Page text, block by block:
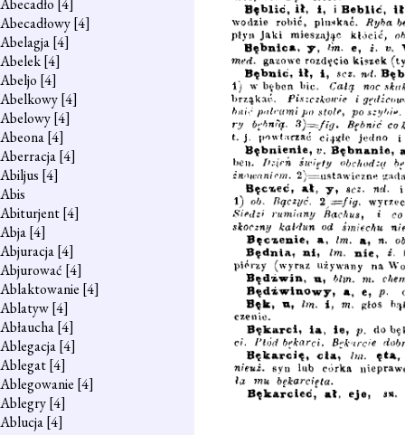
Abecadło [4]
Abecadłowy[4]
Abelagja[4]
Abelek[4]
Abeljo [4]
Abelkowy[4]
Abelowy[4]
Abeona[4]
Aberracja[4]
Abiljus [4]
Abis
Abiturjent[4]
Abja[4]
Abjuracja[4]
Abjurować [4]
Ablaktowanie [4]
Ablatyw[4]
Abłaucha[4]
Ablegacja[4]
Ablegat[4]
Ablegowanie [4]
Ablegry[4]
Ablucja[4]